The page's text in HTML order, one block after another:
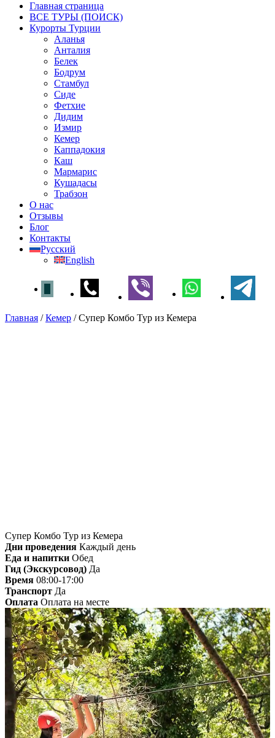
Главная страница
ВСЕ ТУРЫ (ПОИСК)
Курорты Турции
Аланья
Анталия
Белек
Бодрум
Стамбул
Сиде
Фетхие
Дидим
Измир
Кемер
Каппадокия
Каш
Мармарис
Кушадасы
Трабзон
О нас
Отзывы
Блог
Контакты
Русский
English
Главная /Кемер /Супер Комбо Тур из Кемера
Супер Комбо Тур из Кемера
Дни проведения Каждый день
Еда и напитки Обед
Гид (Экскурсовод) Да
Время 08:00-17:00
Транспорт Да
Оплата Оплата на месте